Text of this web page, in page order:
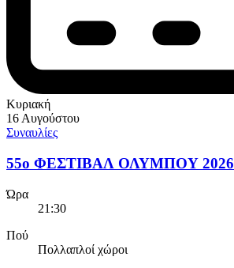
Κυριακή
16 Αυγούστου
Συναυλίες
55ο ΦΕΣΤΙΒΑΛ ΟΛΥΜΠΟΥ 2026
Ώρα
21:30
Πού
Πολλαπλοί χώροι